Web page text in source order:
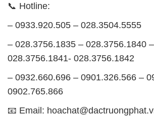
📞 Hotline:
– 0933.920.505 – 028.3504.5555
– 028.3756.1835 – 028.3756.1840 –
028.3756.1841- 028.3756.1842
– 0932.660.696 – 0901.326.566 –
0902.765.866
📧 Email: